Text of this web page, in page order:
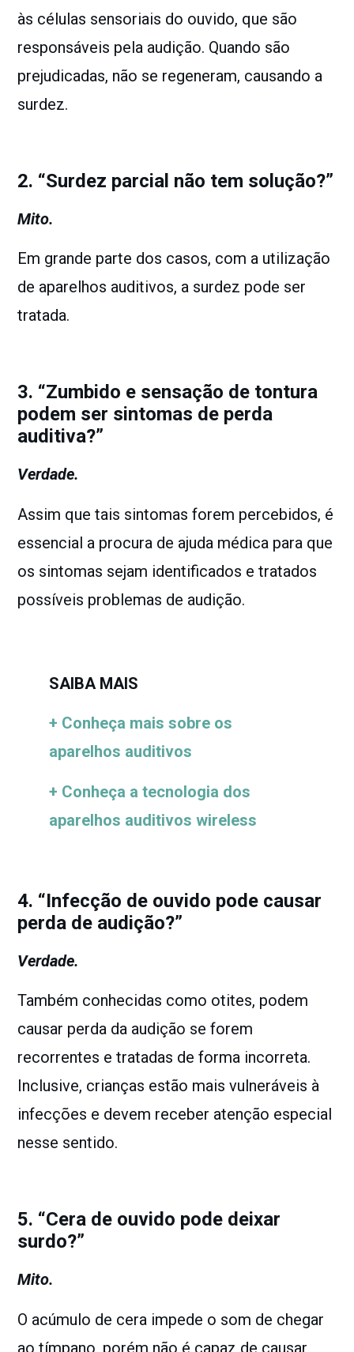
às células sensoriais do ouvido, que são
responsáveis pela audição. Quando são
prejudicadas, não se regeneram, causando a
surdez.
2. “Surdez parcial não tem solução?”
Mito.
Em grande parte dos casos, com a utilização
de aparelhos auditivos, a surdez pode ser
tratada.
3. “Zumbido e sensação de tontura
podem ser sintomas de perda
auditiva?”
Verdade.
Assim que tais sintomas forem percebidos, é
essencial a procura de ajuda médica para que
os sintomas sejam identificados e tratados
possíveis problemas de audição.
SAIBA MAIS
+ Conheça mais sobre os
aparelhos auditivos
+ Conheça a tecnologia dos
aparelhos auditivos wireless
4. “Infecção de ouvido pode causar
perda de audição?”
Verdade.
Também conhecidas como otites, podem
causar perda da audição se forem
recorrentes e tratadas de forma incorreta.
Inclusive, crianças estão mais vulneráveis à
infecções e devem receber atenção especial
nesse sentido.
5. “Cera de ouvido pode deixar
surdo?”
Mito.
O acúmulo de cera impede o som de chegar
ao tímpano, porém não é capaz de causar